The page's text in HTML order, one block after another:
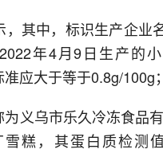
，其中，标识生产企业
年4月9日生产的
应大于等于0.8g/100g；
义乌市乐久冷冻食品
糕，其蛋白质检测